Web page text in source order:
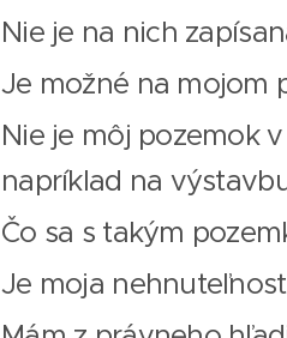
Nie je na nich
Je možné na mojom
Nie je môj pozemok
napríklad na
Čo sa s takým
Je moja